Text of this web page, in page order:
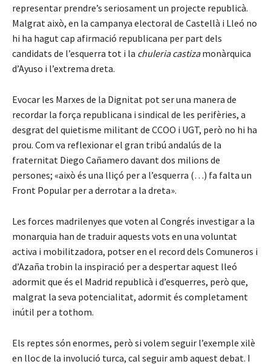
representar prendre’s seriosament un projecte republicà.
Malgrat això, en la campanya electoral de Castellà i Lleó no
hi ha hagut cap afirmació republicana per part dels
candidats de l’esquerra tot i la chuleria castizamonàrquica
d’Ayuso i l’extrema dreta.
Evocar les Marxes de la Dignitat pot ser una manera de
recordar la força republicana i sindical de les perifèries, a
desgrat del quietisme militant de CCOO i UGT, però no hi ha
prou. Com va reflexionar el gran tribú andalús de la
fraternitat Diego Cañamero davant dos milions de
persones; «això és una lliçó per a l’esquerra (…) fa falta un
Front Popular per a derrotar a la dreta».
Les forces madrilenyes que voten al Congrés investigar a la
monarquia han de traduir aquests vots en una voluntat
activa i mobilitzadora, potser en el record dels Comuneros i
d’Azaña trobin la inspiració per a despertar aquest lleó
adormit que és el Madrid republicà i d’esquerres, però que,
malgrat la seva potencialitat, adormit és completament
inútil per a tothom.
Els reptes són enormes, però si volem seguir l’exemple xilè
en lloc de la involució turca, cal seguir amb aquest debat. I